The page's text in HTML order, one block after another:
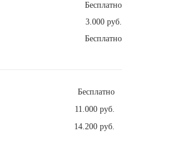
Бесплатно
3.000 руб.
Бесплатно
Бесплатно
11.000 руб.
14.200 руб.